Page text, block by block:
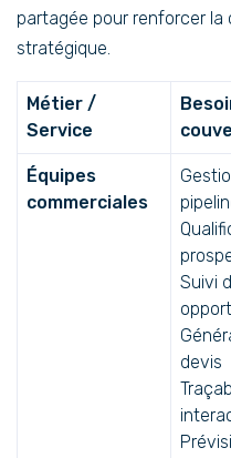
partagée pour renforcer la
stratégique.
Métier /
Service
Équipes
commerciales
Suivi
devis